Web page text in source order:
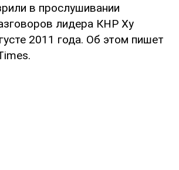
в прослушивании
лидера КНР Ху
2011 года. Об этом пишет